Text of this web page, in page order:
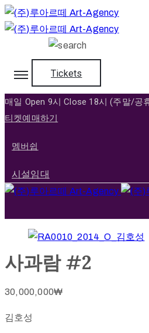
Tickets
매일 Open 9시 Close 18시 (주말/공
티켓예매하기
멤버쉽
시설임대
회
사
시
시
안
사과람 #2
30,000,000₩
김호성